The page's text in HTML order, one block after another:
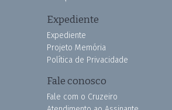
Expediente
Expediente
Projeto Memória
Política de Privacidade
Fale conosco
Fale com o Cruzeiro